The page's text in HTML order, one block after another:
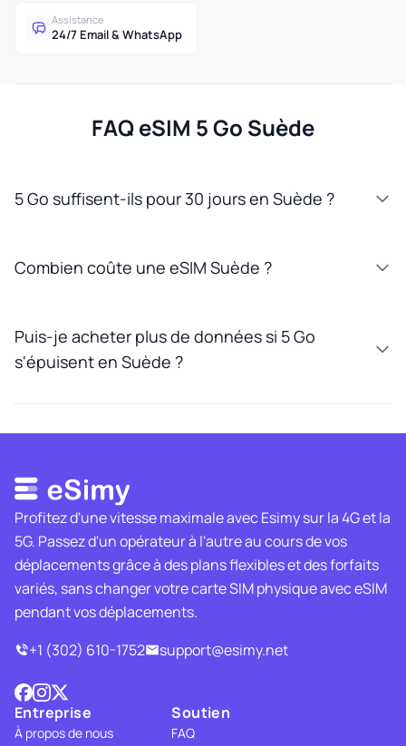
Assistance
24/7 Email & WhatsApp
FAQ eSIM 5 Go Suède
5 Go suffisent-ils pour 30 jours en Suède ?
Combien coûte une eSIM Suède ?
Puis-je acheter plus de données si 5 Go
s'épuisent en Suède ?
Profitez d'une vitesse maximale avec Esimy sur la 4G et la
5G. Passez d'un opérateur à l'autre au cours de vos
déplacements grâce à des plans flexibles et des forfaits
variés, sans changer votre carte SIM physique avec eSIM
pendant vos déplacements.
+1 (302) 610-1752
support@esimy.net
Entreprise
À propos de nous
Soutien
FAQ